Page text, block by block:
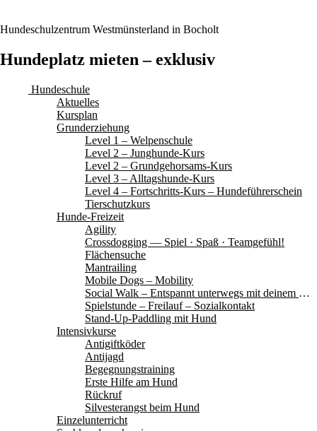
Hundeschulzentrum Westmünsterland in Bocholt
Hundeplatz mieten – exklusiv
Hundeschule
Aktuelles
Kursplan
Grunderziehung
Level 1 – Welpenschule
Level 2 – Junghunde-Kurs
Level 2 – Grundgehorsams-Kurs
Level 3 – Alltagshunde-Kurs
Level 4 – Fortschritts-Kurs – Hundeführerschein
Tierschutzkurs
Hunde-Freizeit
Agility
Crossdogging — Spiel · Spaß · Teamgefühl!
Flächensuche
Mantrailing
Mobile Dogs – Mobility
Social Walk – Entspannt unterwegs mit deinem Hund
Spielstunde – Freilauf – Sozialkontakt
Stand-Up-Paddling mit Hund
Intensivkurse
Antigiftköder
Antijagd
Begegnungstraining
Erste Hilfe am Hund
Rückruf
Silvesterangst beim Hund
Einzelunterricht